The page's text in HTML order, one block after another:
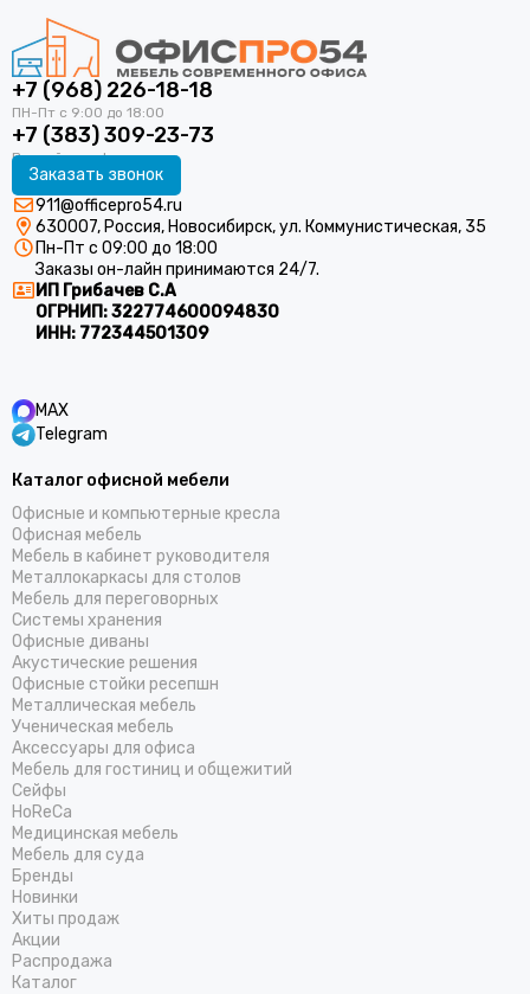
+7 (968) 226-18-18
+7 (383) 309-23-73
Заказать звонок
911@officepro54.ru
630007, Россия, Новосибирск, ул. Коммунистическая, 35
Пн-Пт с 09:00 до 18:00
Заказы он-лайн принимаются 24/7.
ИП Грибачев С.А
ОГРНИП:322774600094830
ИНН: 772344501309
MAX
Telegram
Каталог офисной мебели
Офисные и компьютерные кресла
Офисная мебель
Мебель в кабинет руководителя
Металлокаркасы для столов
Мебель для переговорных
Системы хранения
Офисные диваны
Акустические решения
Офисные стойки ресепшн
Металлическая мебель
Ученическая мебель
Аксессуары для офиса
Мебель для гостиниц и общежитий
Cейфы
HoReCa
Медицинская мебель
Мебель для суда
Бренды
Новинки
Хиты продаж
Акции
Распродажа
Каталог